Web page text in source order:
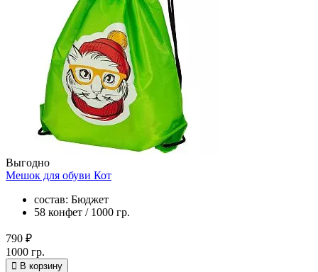
Выгодно
Мешок для обуви Кот
состав: Бюджет
58 конфет / 1000 гр.
790 ₽
1000 гр.
В корзину